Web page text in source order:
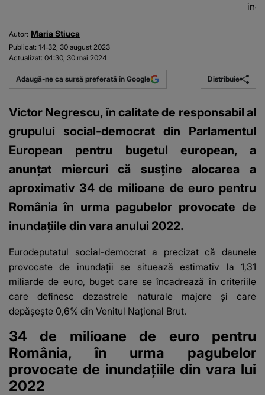
Autor: Maria Stiuca
Publicat: 14:32, 30 august 2023
Actualizat: 04:30, 30 mai 2024
Adaugă-ne ca sursă preferată în Google Distribuie
Victor Negrescu, în calitate de responsabil al
grupului social-democrat din Parlamentul
European pentru bugetul european, a
anunțat miercuri că susține alocarea a
aproximativ 34 de milioane de euro pentru
România în urma pagubelor provocate de
inundațiile din vara anului 2022.
Eurodeputatul social-democrat a precizat că daunele
provocate de inundații se situează estimativ la 1,31
miliarde de euro, buget care se încadrează în criteriile
care definesc dezastrele naturale majore și care
depășește 0,6% din Venitul Național Brut.
34 de milioane de euro pentru
România, în urma pagubelor
provocate de inundațiile din vara lui
2022